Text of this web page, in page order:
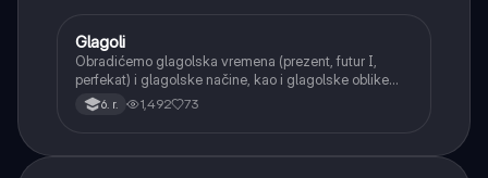
Srpski jezik
Glagoli
Obradićemo glagolska vremena (prezent, futur I,
perfekat) i glagolske načine, kao i glagolske oblike
(infinitiv, glagolski pridevi i prilozi) i glagolski vid
(svršeni i nesvršeni).
6. r. 1,492 73